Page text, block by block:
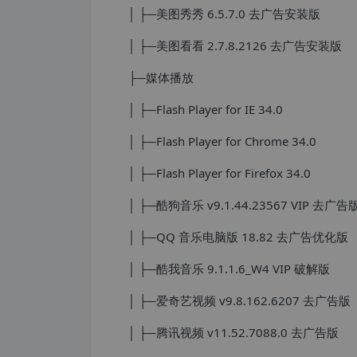
│ ├─美图秀秀 6.5.7.0 去广告安装版
│ ├─美图看看 2.7.8.2126 去广告安装版
├─媒体播放
│ ├─Flash Player for IE 34.0
│ ├─Flash Player for Chrome 34.0
│ ├─Flash Player for Firefox 34.0
│ ├─酷狗音乐 v9.1.44.23567 VIP 去广告
│ ├─QQ 音乐电脑版 18.82 去广告优化版
│ ├─酷我音乐 9.1.1.6_W4 VIP 破解版
│ ├─爱奇艺视频 v9.8.162.6207 去广告版
│ ├─腾讯视频 v11.52.7088.0 去广告版